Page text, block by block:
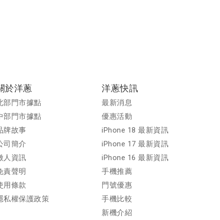
於洋蔥
部門市據點
部門市據點
牌故事
司簡介
人資訊
責聲明
用條款
私權保護政策
洋蔥快訊
最新消息
優惠活動
iPhone 18 最新資訊
iPhone 17 最新資訊
iPhone 16 最新資訊
手機推薦
門號優惠
手機比較
新機介紹